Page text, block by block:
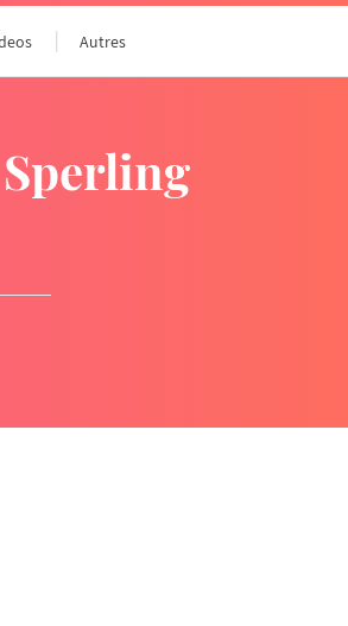
Autres
Sperling